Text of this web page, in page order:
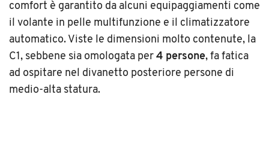
comfort è garantito da alcuni equipaggiamenti come
il volante in pelle multifunzione e il climatizzatore
automatico. Viste le dimensioni molto contenute, la
C1, sebbene sia omologata per 4 persone, fa fatica
ad ospitare nel divanetto posteriore persone di
medio-alta statura.